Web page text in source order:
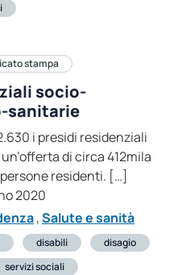
stampa
socio-
sanitarie
i presidi residenziali
di circa 412mila
residenti. […]
2020
,Salute e sanità
disabili
disagio
servizi sociali